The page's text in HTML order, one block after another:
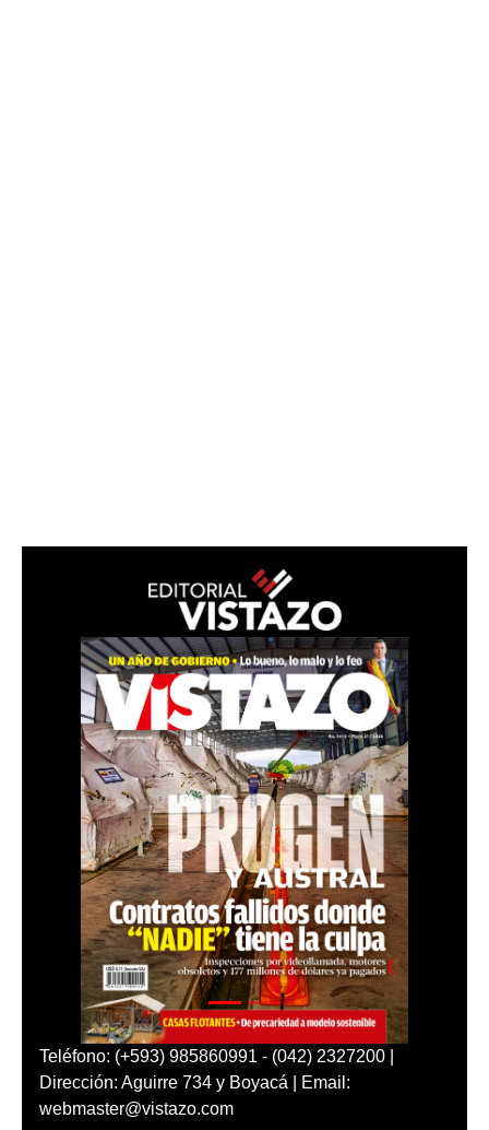
Teléfono: (+593) 985860991 - (042) 2327200 |
Dirección: Aguirre 734 y Boyacá | Email:
webmaster@vistazo.com